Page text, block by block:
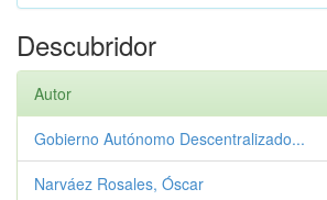
Descubridor
Autor
Gobierno Autónomo Descentralizado...
Narváez Rosales, Óscar